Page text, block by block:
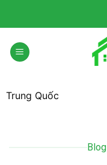
Trung Quốc
Blog